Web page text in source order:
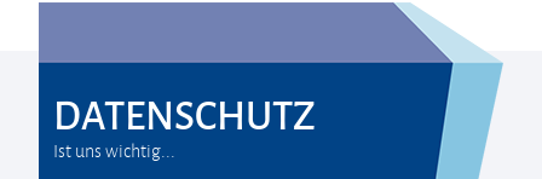
DATENSCHUTZ
Ist uns wichtig...